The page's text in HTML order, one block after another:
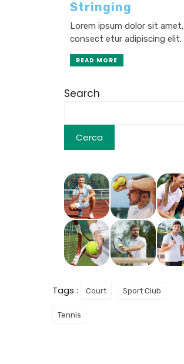
Stringing
Lorem ipsum dolor sit amet,
consect etur adipiscing elit.
READ MORE
Search
Tags : Court Sport Club
Tennis